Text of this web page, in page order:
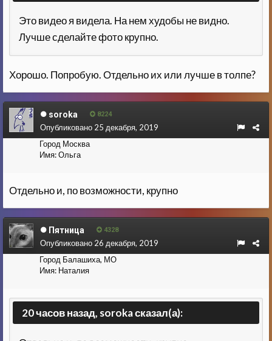
Это видео я видела. На нем худобы не видно.
Лучше сделайте фото крупно.
Хорошо. Попробую. Отдельно их или лучше в толпе?
soroka 8224
Город Москва
Имя:Ольга
Опубликовано 25 декабря, 2019
Отдельно и, по возможности, крупно
Пятница 4328
Город Балашиха, МО
Имя: Наталия
Опубликовано 26 декабря, 2019
20 часов назад, soroka сказал(а):